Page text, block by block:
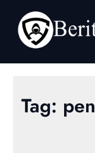
content
Tag: